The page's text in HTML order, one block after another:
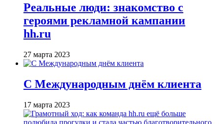
Реальные люди: знакомство с
героями рекламной кампании
hh.ru
27 марта 2023
С Международным днём клиента
17 марта 2023